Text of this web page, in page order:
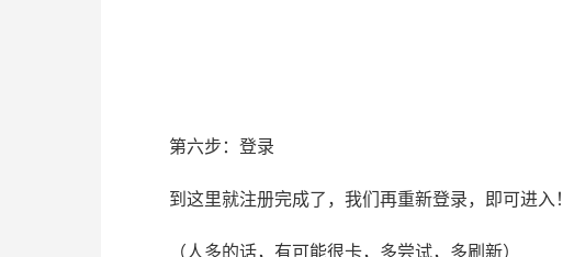
第六步：登录
到这里就注册完成了，我们再重新登录，即可进入！
（人多的话，有可能很卡，多尝试，多刷新）